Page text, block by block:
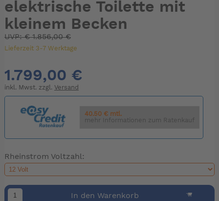
elektrische Toilette mit
kleinem Becken
UVP:€1.856,00 €
Lieferzeit 3-7 Werktage
1.799,00 €
inkl. Mwst. zzgl. Versand
40.50 € mtl.
mehr Informationen zum Ratenkauf
Rheinstrom Voltzahl:
In den Warenkorb